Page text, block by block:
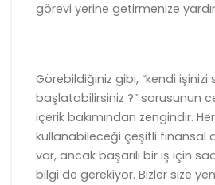
görevi yerine getirmenize
Görebildiğiniz gibi, “kendi işinizi
başlatabilirsiniz ?” sorusunun
içerik bakımından zengindir.
kullanabileceği çeşitli finansal
var, ancak başarılı bir iş için
bilgi de gerekiyor. Bizler size